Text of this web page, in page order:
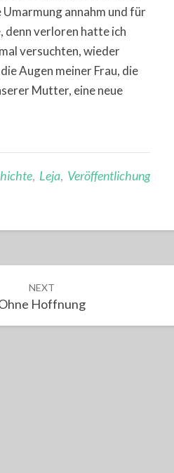
annahm und für
denn verloren hatte ich
versuchten, wieder
Augen meiner Frau, die
Mutter, eine neue
, Leja, Veröffentlichung
NEXT
Hoffnung